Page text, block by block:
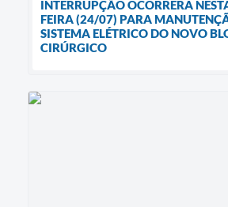
INTERRUPÇÃO OCORRERÁ
FEIRA (24/07) PARA
SISTEMA ELÉTRICO DO NOVO
CIRÚRGICO